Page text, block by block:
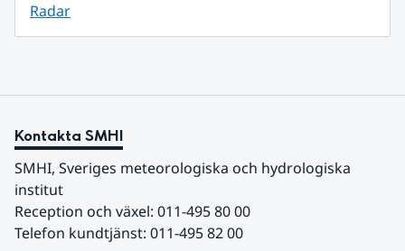
Radar
Kontakta SMHI
SMHI, Sveriges meteorologiska och hydrologiska
institut
Reception och växel: 011-495 80 00
Telefon kundtjänst: 011-495 82 00